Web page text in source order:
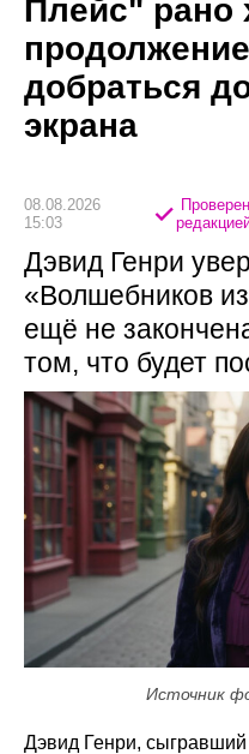
Плейс" рано
добраться
экрана
08.08.2026
15:03
Дэвид Генри
«Волшебников
ещё не
том, что будет
Источник
Дэвид Генри,